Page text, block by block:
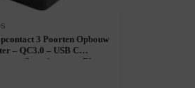
3 Poorten Opbouw
– QC3.0 – USB C
– Complete set – Blauw